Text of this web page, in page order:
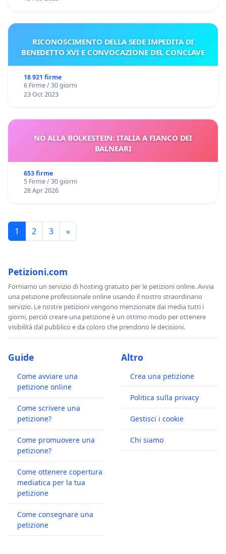
RICONOSCIMENTO DELLA SEDE IMPEDITA DI
BENEDETTO XVI E CONVOCAZIONE DEL CONCLAVE
18 921 firme
6 Firme / 30 giorni
23 Oct 2023
NO ALLA BOLKESTEIN: ITALIA A FIANCO DEI
BALNEARI
653 firme
5 Firme / 30 giorni
28 Apr 2026
1 2 3 »
Petizioni.com
Forniamo un servizio di hosting gratuito per le petizioni online. Avvia
una petizione professionale online usando il nostro straordinario
servizio. Le nostre petizioni vengono menzionate dai media tutti i
giorni, perciò creare una petizione è un ottimo modo per ottenere
visibilità dal pubblico e da coloro che prendono le decisioni.
Guide
Come avviare una
petizione online
Come scrivere una
petizione?
Come promuovere una
petizione?
Come ottenere copertura
mediatica per la tua
petizione
Come consegnare una
petizione
Altro
Crea una petizione
Politica sulla privacy
Gestisci i cookie
Chi siamo